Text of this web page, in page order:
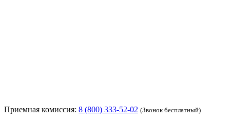
Приемная комиссия: 8 (800) 333-52-02 (Звонок бесплатный)